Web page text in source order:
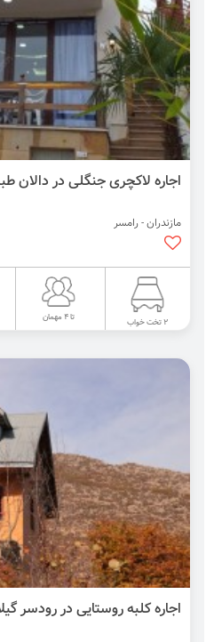
اجاره لاکچری جنگلی در دالان
مازندران - رامسر
2 تخت خواب تا 4 مهمان
اجاره کلبه روستایی در رودسر